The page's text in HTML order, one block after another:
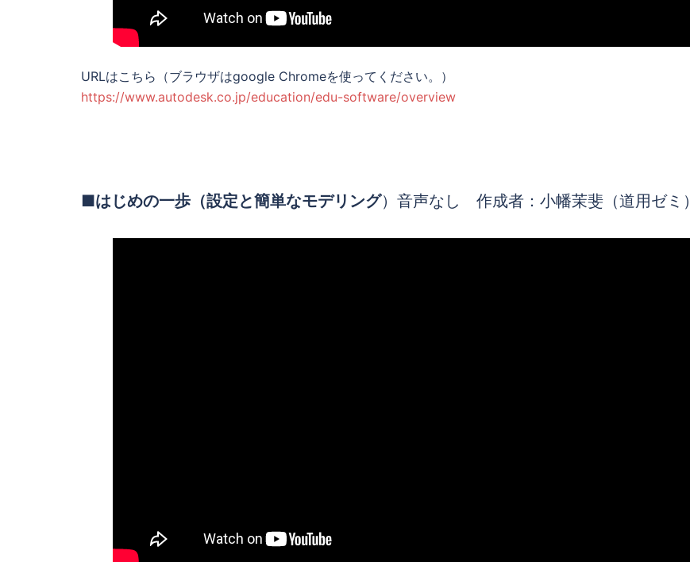
URLはこちら（ブラウザはgoogle Chromeを使ってください。）
https://www.autodesk.co.jp/education/edu-software/overview
■はじめの一歩（設定と簡単なモデリング）音声なし 作成者：小幡茉斐（道用ゼミ）